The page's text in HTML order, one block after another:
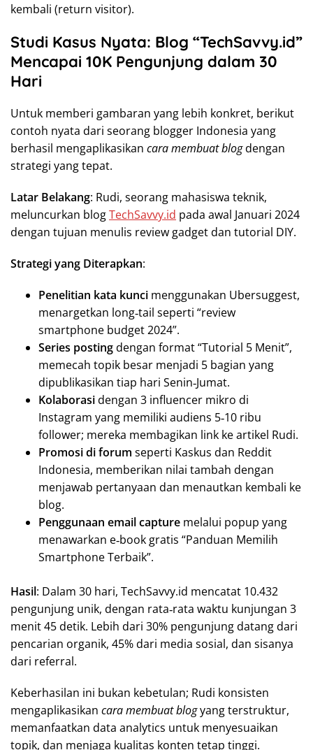
kembali (return visitor).
Studi Kasus Nyata: Blog “TechSavvy.id”
Mencapai 10K Pengunjung dalam 30
Hari
Untuk memberi gambaran yang lebih konkret, berikut
contoh nyata dari seorang blogger Indonesia yang
berhasil mengaplikasikan cara membuat blogdengan
strategi yang tepat.
Latar Belakang: Rudi, seorang mahasiswa teknik,
meluncurkan blogTechSavvy.id pada awal Januari 2024
dengan tujuan menulis review gadget dan tutorial DIY.
Strategi yang Diterapkan:
Penelitian kata kunci menggunakan Ubersuggest,
menargetkan long‑tail seperti “review
smartphone budget 2024”.
Series postingdengan format “Tutorial 5 Menit”,
memecah topik besar menjadi 5 bagian yang
dipublikasikan tiap hari Senin‑Jumat.
Kolaborasidengan 3 influencer mikro di
Instagram yang memiliki audiens 5‑10 ribu
follower; mereka membagikan link ke artikel Rudi.
Promosi di forum seperti Kaskus dan Reddit
Indonesia, memberikan nilai tambah dengan
menjawab pertanyaan dan menautkan kembali ke
blog.
Penggunaan email capture melalui popup yang
menawarkan e‑book gratis “Panduan Memilih
Smartphone Terbaik”.
Hasil: Dalam 30 hari, TechSavvy.id mencatat 10.432
pengunjung unik, dengan rata‑rata waktu kunjungan 3
menit 45 detik. Lebih dari 30% pengunjung datang dari
pencarian organik, 45% dari media sosial, dan sisanya
dari referral.
Keberhasilan ini bukan kebetulan; Rudi konsisten
mengaplikasikan cara membuat blogyang terstruktur,
memanfaatkan data analytics untuk menyesuaikan
topik, dan menjaga kualitas konten tetap tinggi.